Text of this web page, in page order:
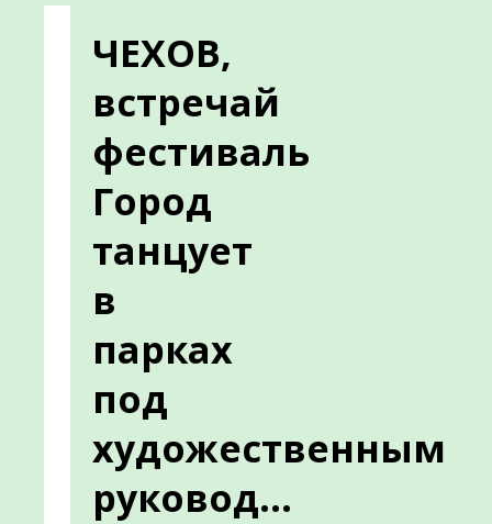
ЧЕХОВ,
встречай
фестиваль
Город
танцует
в
парках
под
художественным
руковод...